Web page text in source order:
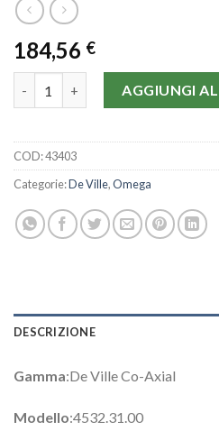
184,56 €
AGGIUNGI
COD:43403
Categorie:De Ville,Omega
DESCRIZIONE
Gamma:De Ville Co-Axial
Modello:4532.31.00